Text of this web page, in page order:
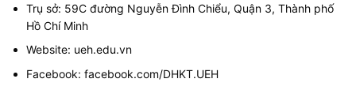
Trụ sở: 59C đường Nguyễn Đình Chiểu, Quận 3, Thành phố
Hồ Chí Minh
Website: ueh.edu.vn
Facebook: facebook.com/DHKT.UEH